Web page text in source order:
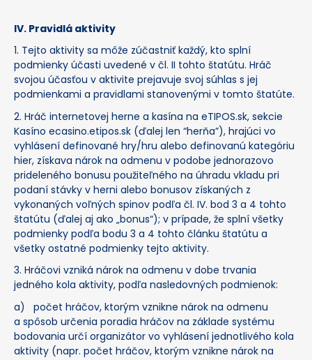
IV. Pravidlá aktivity
1. Tejto aktivity sa môže zúčastniť každý, kto splní
podmienky účasti uvedené v čl. II tohto štatútu. Hráč
svojou účasťou v aktivite prejavuje svoj súhlas s jej
podmienkami a pravidlami stanovenými v tomto štatúte.
2. Hráč internetovej herne a kasína na eTIPOS.sk, sekcie
Kasíno ecasino.etipos.sk (ďalej len “herňa”), hrajúci vo
vyhlásení definované hry/hru alebo definovanú kategóriu
hier, získava nárok na odmenu v podobe jednorazovo
prideleného bonusu použiteľného na úhradu vkladu pri
podaní stávky v herni alebo bonusov získaných z
vykonaných voľných spinov podľa čl. IV. bod 3 a 4 tohto
štatútu (ďalej aj ako „bonus“); v prípade, že splní všetky
podmienky podľa bodu 3 a 4 tohto článku štatútu a
všetky ostatné podmienky tejto aktivity.
3. Hráčovi vzniká nárok na odmenu v dobe trvania
jedného kola aktivity, podľa nasledovných podmienok:
a) počet hráčov, ktorým vznikne nárok na odmenu
a spôsob určenia poradia hráčov na základe systému
bodovania určí organizátor vo vyhlásení jednotlivého kola
aktivity (napr. počet hráčov, ktorým vznikne nárok na